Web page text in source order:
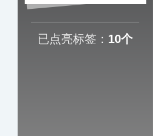
已点亮标签： 10个